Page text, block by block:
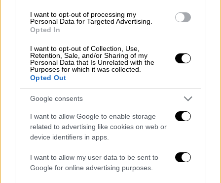
I want to opt-out of processing my
Personal Data for Targeted Advertising.
Opted In
I want to opt-out of Collection, Use,
Retention, Sale, and/or Sharing of my
Personal Data that Is Unrelated with the
Purposes for which it was collected.
Opted Out
Google consents
I want to allow Google to enable storage
related to advertising like cookies on web or
device identifiers in apps.
I want to allow my user data to be sent to
Google for online advertising purposes.
Καταδικάζουμε την απαράδεκτη και
δυνάμεων και των ΜΑΤ σε φοιτητές και
νεολαία σε συναυλία εντός του ΑΠΘ.
Αποτελεί συνέχεια του
και τρομοκρατίας που έχει εξαπολύσει η
κυβέρνηση εδώ και μήνες», τονίζει από
πλευράς του το ΚΚΕ και προσθέτει:
«Αποδεικνύεται για άλλη μια φορά ότι ο
πραγματικός στόχος της κυβέρνησης δεν
είναι η προστασία των φοιτητών, αλλά ένα